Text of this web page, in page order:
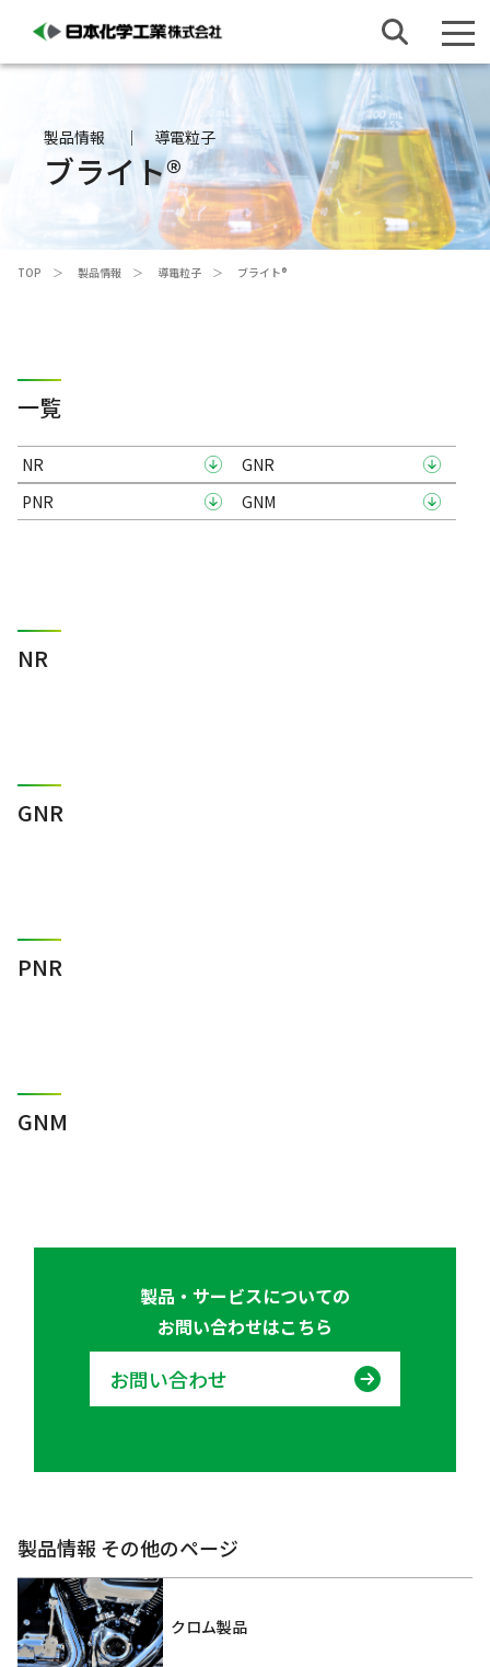
製品情報 導電粒子
ブライト®
TOP 製品情報 導電粒子 ブライト®
一覧
NR
GNR
PNR
GNM
NR
GNR
PNR
GNM
製品・サービスについての
お問い合わせはこちら
お問い合わせ
製品情報 その他のページ
クロム製品